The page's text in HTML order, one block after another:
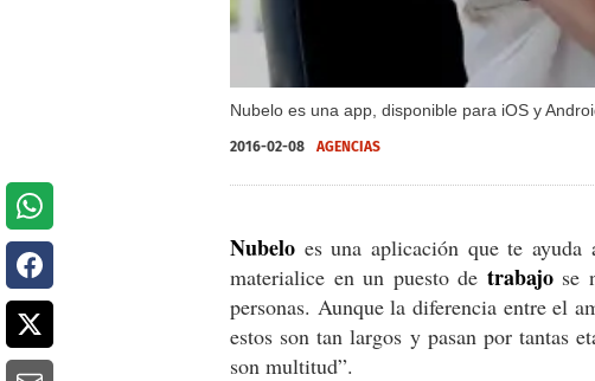
Nubelo es una app, disponible para iOS y
2016-02-08 AGENCIAS
Nubelo es una aplicación que te ayuda
materialice en un puesto de trabajose
personas. Aunque la diferencia entre el
estos son tan largos y pasan por tantas
son multitud”.